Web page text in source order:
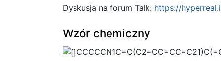
Dyskusja na forum Talk: https://
Wzór chemiczny